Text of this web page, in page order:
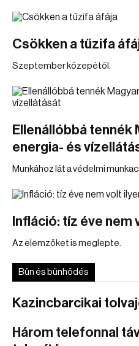
Csökken a tűzifa
Szeptember közepétől.
Ellenállóbbá tennék
energia- és
Munkához lát a védelmi
Infláció: tíz éve nem
Az elemzőket is meglepte.
Bűn és bűnhődés
Kazincbarcikai
Három telefonnal